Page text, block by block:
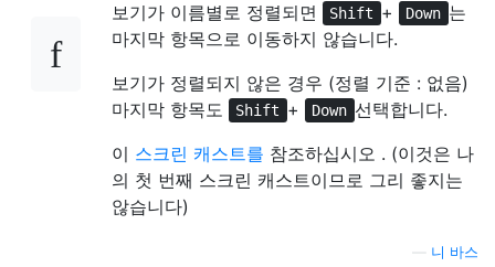
보기가 이름별로 정렬되면
Shift + Down 는
마지막 항목으로 이동하지 않습니다.
보기가 정렬되지 않은 경우 (정렬 기준 : 없음)
마지막 항목도
Shift + Down 선택합니다.
이 스크린 캐스트를 참조하십시오 . (이것은 나
의 첫 번째 스크린 캐스트이므로 그리 좋지는
않습니다)
니 바스